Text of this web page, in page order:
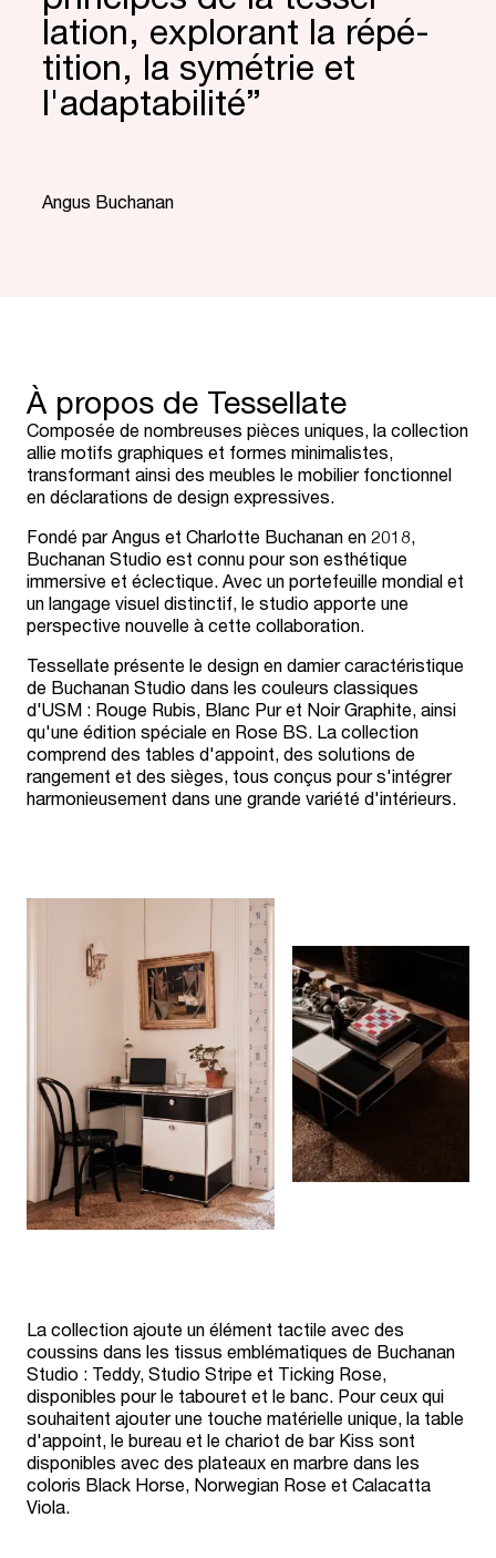
lation, explorant la répé­
tition, la symétrie et
l'adap­tabi­lité”
Angus Buchanan
À propos de Tessellate
Composée de nombreuses pièces uniques, la collection
allie motifs graphiques et formes minimalistes,
transformant ainsi des meubles le mobilier fonctionnel
en déclarations de design expressives.
Fondé par Angus et Charlotte Buchanan en 2018,
Buchanan Studio est connu pour son esthétique
immersive et éclectique. Avec un portefeuille mondial et
un langage visuel distinctif, le studio apporte une
perspective nouvelle à cette collaboration.
Tessellate présente le design en damier caractéristique
de Buchanan Studio dans les couleurs classiques
d'USM : Rouge Rubis, Blanc Pur et Noir Graphite, ainsi
qu'une édition spéciale en Rose BS. La collection
comprend des tables d'appoint, des solutions de
rangement et des sièges, tous conçus pour s'intégrer
harmonieusement dans une grande variété d'intérieurs.
La collection ajoute un élément tactile avec des
coussins dans les tissus emblématiques de Buchanan
Studio : Teddy, Studio Stripe et Ticking Rose,
disponibles pour le tabouret et le banc. Pour ceux qui
souhaitent ajouter une touche matérielle unique, la table
d'appoint, le bureau et le chariot de bar Kiss sont
disponibles avec des plateaux en marbre dans les
coloris Black Horse, Norwegian Rose et Calacatta
Viola.